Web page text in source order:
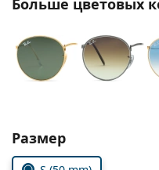
Persol
Prada
Все бренды
Выбрать
Размер